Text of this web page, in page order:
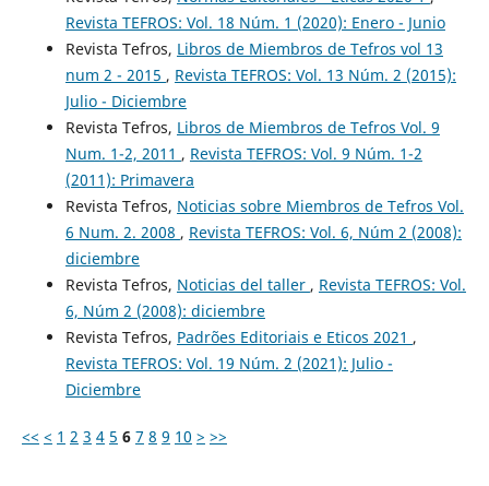
Revista TEFROS: Vol. 18 Núm. 1 (2020): Enero - Junio
Revista Tefros, Libros de Miembros de Tefros vol 13
num 2 - 2015 , Revista TEFROS: Vol. 13 Núm. 2 (2015):
Julio - Diciembre
Revista Tefros, Libros de Miembros de Tefros Vol. 9
Num. 1-2, 2011 , Revista TEFROS: Vol. 9 Núm. 1-2
(2011): Primavera
Revista Tefros, Noticias sobre Miembros de Tefros Vol.
6 Num. 2. 2008 , Revista TEFROS: Vol. 6, Núm 2 (2008):
diciembre
Revista Tefros, Noticias del taller , Revista TEFROS: Vol.
6, Núm 2 (2008): diciembre
Revista Tefros, Padrões Editoriais e Eticos 2021 ,
Revista TEFROS: Vol. 19 Núm. 2 (2021): Julio -
Diciembre
<< < 1 2 3 4 5 6 7 8 9 10 > >>